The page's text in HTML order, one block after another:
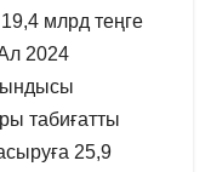
млрд теңге
2024
табиғатты
25,9